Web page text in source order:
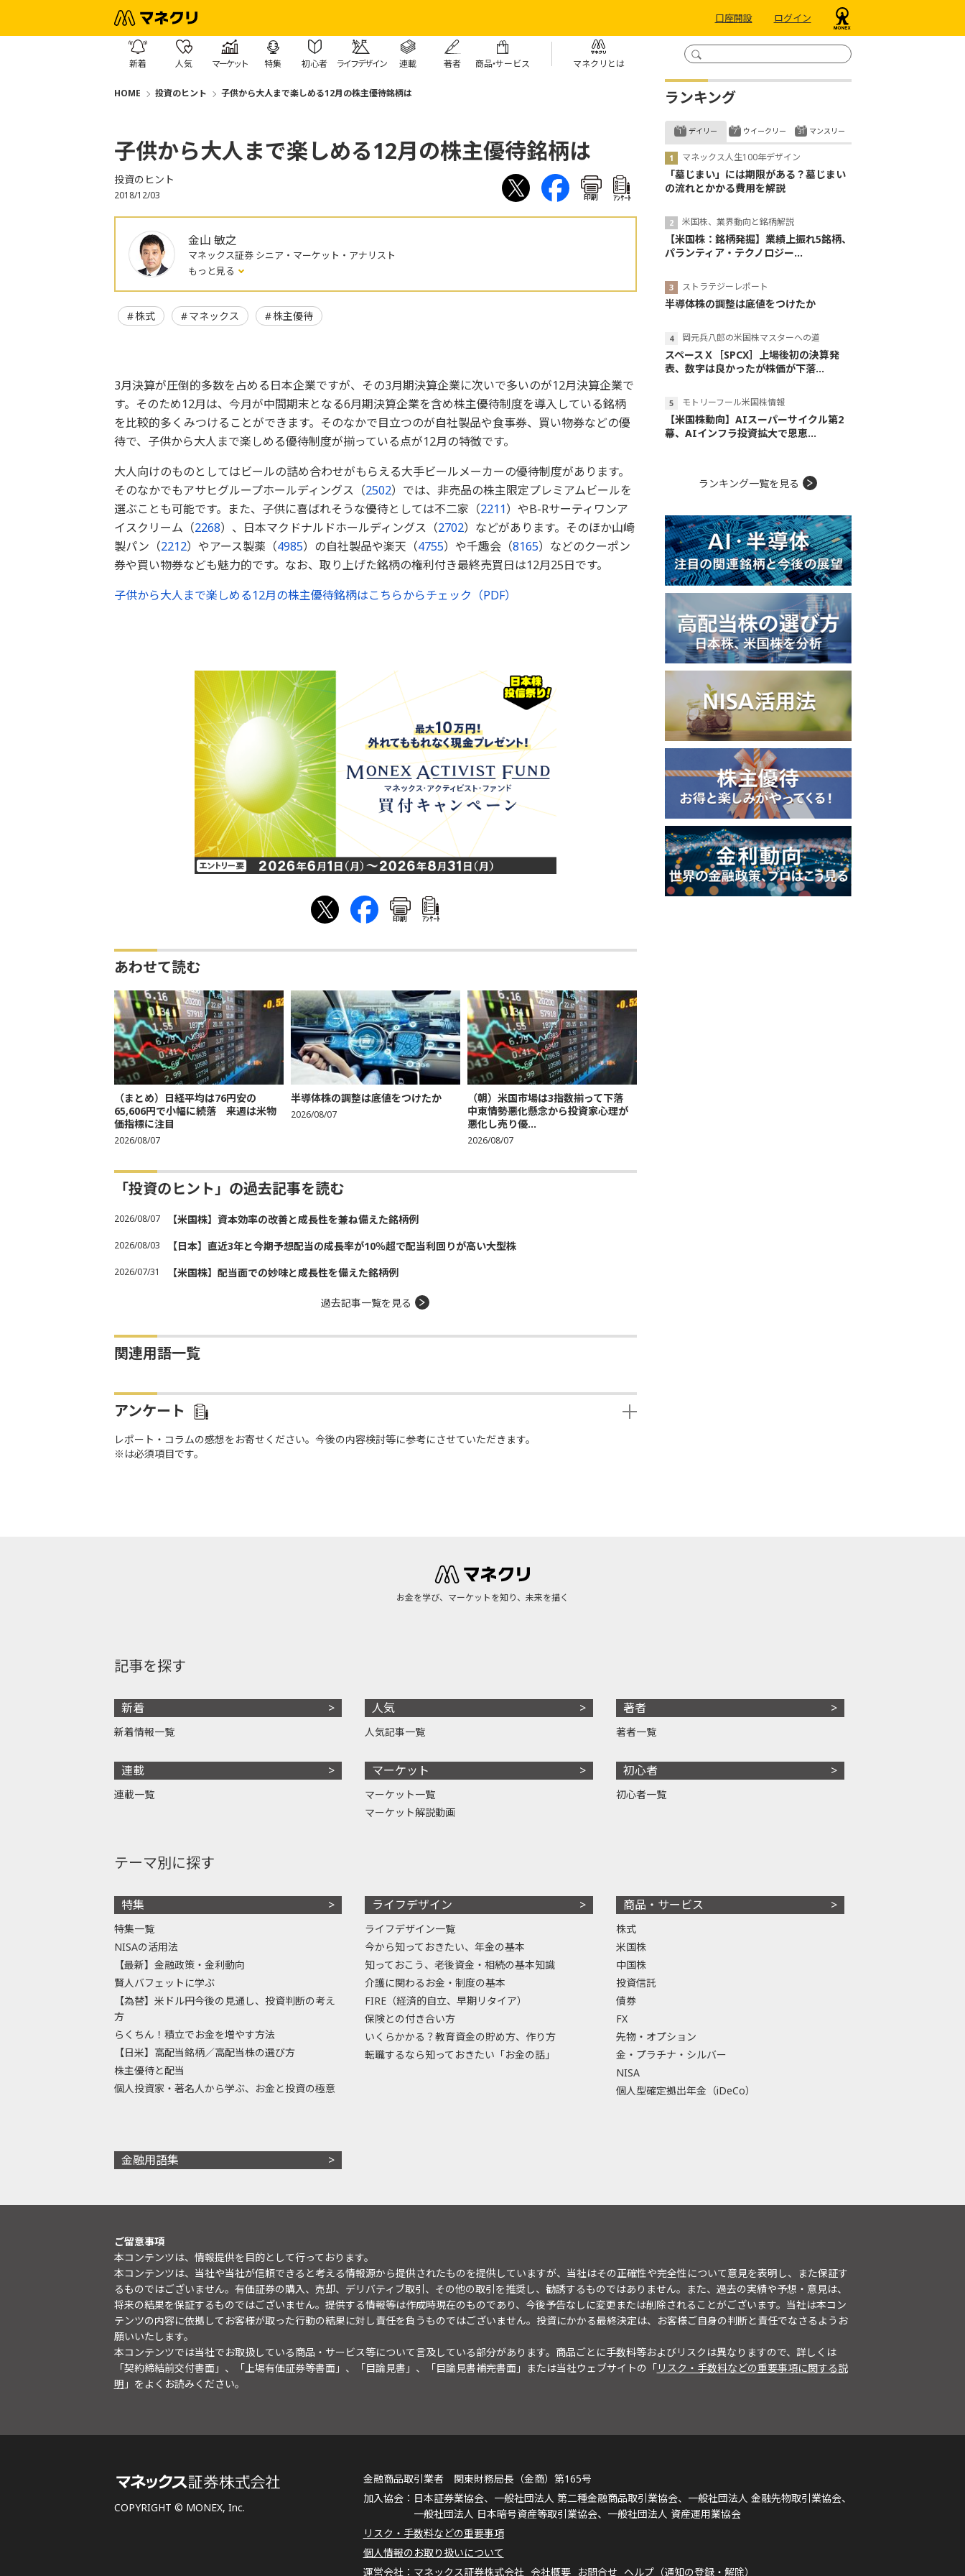
口座開設 ログイン
新着 人気 マーケット 特集 初心者 ライフデザイン 連載 著者 商品・サービス マネクリとは
HOME 投資のヒント 子供から大人まで楽しめる12月の株主優待銘柄は
子供から大人まで楽しめる12月の株主優待銘柄は
投資のヒント
2018/12/03 印刷 ｱﾝｹｰﾄ
金山 敏之
マネックス証券 シニア・マーケット・アナリスト
もっと見る
株式 マネックス 株主優待
3月決算が圧倒的多数を占める日本企業ですが、その3月期決算企業に次いで多いのが12月決算企業で
す。そのため12月は、今月が中間期末となる6月期決算企業を含め株主優待制度を導入している銘柄
を比較的多くみつけることができます。そのなかで目立つのが自社製品や食事券、買い物券などの優
待で、子供から大人まで楽しめる優待制度が揃っている点が12月の特徴です。
大人向けのものとしてはビールの詰め合わせがもらえる大手ビールメーカーの優待制度があります。
そのなかでもアサヒグループホールディングス（2502）では、非売品の株主限定プレミアムビールを
選ぶことも可能です。また、子供に喜ばれそうな優待としては不二家（2211）やB-Rサーティワンア
イスクリーム（2268）、日本マクドナルドホールディングス（2702）などがあります。そのほか山崎
製パン（2212）やアース製薬（4985）の自社製品や楽天（4755）や千趣会（8165）などのクーポン
券や買い物券なども魅力的です。なお、取り上げた銘柄の権利付き最終売買日は12月25日です。
子供から大人まで楽しめる12月の株主優待銘柄はこちらからチェック（PDF）
印刷 ｱﾝｹｰﾄ
あわせて読む
（まとめ）日経平均は76円安の
65,606円で小幅に続落 来週は米物
価指標に注目
2026/08/07
半導体株の調整は底値をつけたか
2026/08/07
（朝）米国市場は3指数揃って下落
中東情勢悪化懸念から投資家心理が
悪化し売り優...
2026/08/07
「投資のヒント」の過去記事を読む
2026/08/07 【米国株】資本効率の改善と成長性を兼ね備えた銘柄例
2026/08/03 【日本】直近3年と今期予想配当の成長率が10％超で配当利回りが高い大型株
2026/07/31 【米国株】配当面での妙味と成長性を備えた銘柄例
過去記事一覧を見る
関連用語一覧
アンケート
レポート・コラムの感想をお寄せください。今後の内容検討等に参考にさせていただきます。
※は必須項目です。
ランキング
デイリー
マネックス人生100年デザイン
「墓じまい」には期限がある？墓じまい
の流れとかかる費用を解説
米国株、業界動向と銘柄解説
【米国株：銘柄発掘】業績上振れ5銘柄、
パランティア・テクノロジー...
ストラテジーレポート
半導体株の調整は底値をつけたか
岡元兵八郎の米国株マスターへの道
スペースＸ［SPCX］上場後初の決算発
表、数字は良かったが株価が下落...
モトリーフール米国株情報
【米国株動向】AIスーパーサイクル第2
幕、AIインフラ投資拡大で恩恵...
ウイークリー マンスリー
ランキング一覧を見る
お金を学び、マーケットを知り、未来を描く
記事を探す
新着
新着情報一覧
連載
連載一覧
人気
人気記事一覧
マーケット
マーケット一覧
マーケット解説動画
著者
著者一覧
初心者
初心者一覧
テーマ別に探す
特集
特集一覧
NISAの活用法
【最新】金融政策・金利動向
賢人バフェットに学ぶ
【為替】米ドル円今後の見通し、投資判断の考え
方
らくちん！積立でお金を増やす方法
【日米】高配当銘柄／高配当株の選び方
株主優待と配当
個人投資家・著名人から学ぶ、お金と投資の極意
ライフデザイン
ライフデザイン一覧
今から知っておきたい、年金の基本
知っておこう、老後資金・相続の基本知識
介護に関わるお金・制度の基本
FIRE（経済的自立、早期リタイア）
保険との付き合い方
いくらかかる？教育資金の貯め方、作り方
転職するなら知っておきたい「お金の話」
商品・サービス
株式
米国株
中国株
投資信託
債券
FX
先物・オプション
金・プラチナ・シルバー
NISA
個人型確定拠出年金（iDeCo）
金融用語集
ご留意事項
本コンテンツは、情報提供を目的として行っております。
本コンテンツは、当社や当社が信頼できると考える情報源から提供されたものを提供していますが、当社はその正確性や完全性について意見を表明し、また保証す
るものではございません。有価証券の購入、売却、デリバティブ取引、その他の取引を推奨し、勧誘するものではありません。また、過去の実績や予想・意見は、
将来の結果を保証するものではございません。提供する情報等は作成時現在のものであり、今後予告なしに変更または削除されることがございます。当社は本コン
テンツの内容に依拠してお客様が取った行動の結果に対し責任を負うものではございません。投資にかかる最終決定は、お客様ご自身の判断と責任でなさるようお
願いいたします。
本コンテンツでは当社でお取扱している商品・サービス等について言及している部分があります。商品ごとに手数料等およびリスクは異なりますので、詳しくは
「契約締結前交付書面」、「上場有価証券等書面」、「目論見書」、「目論見書補完書面」または当社ウェブサイトの「リスク・手数料などの重要事項に関する説
明 」をよくお読みください。
COPYRIGHT © MONEX, Inc.
金融商品取引業者 関東財務局長（金商）第165号
日本証券業協会、一般社団法人 第二種金融商品取引業協会、一般社団法人 金融先物取引業協会、
一般社団法人 日本暗号資産等取引業協会、一般社団法人 資産運用業協会
リスク・手数料などの重要事項
個人情報のお取り扱いについて
マネックス証券株式会社 会社概要 お問合せ ヘルプ（通知の登録・解除）